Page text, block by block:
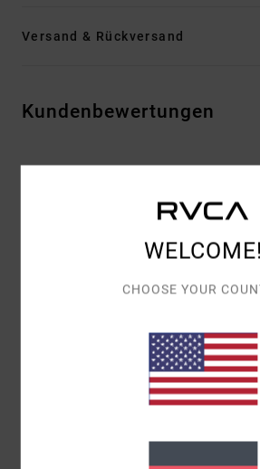
Versand & Rückversand
Kundenbewertungen
5.0
BASIEREND AUF 1 VERIFIZIERTEN
2026
KOMFORT
5.0
WELCOME!
CHOOSE YOUR